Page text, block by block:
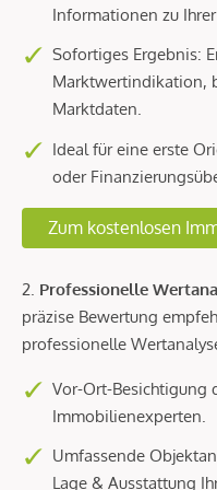
Informationen zu
Sofortiges Ergebnis:
Marktwertindikation,
Marktdaten.
Ideal für eine erste
oder
Zum kostenlosen
2. Professionelle
präzise Bewertung
professionelle
Vor-Ort-Besichtigung
Immobilienexperten.
Umfassende
Lage & Ausstattung